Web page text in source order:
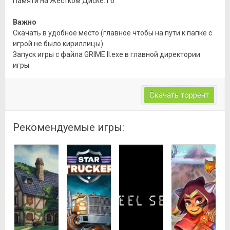
Важно
Скачать в удобное место (главное чтобы на пути к папке с
игрой не было кириллицы)
Запуск игры с файла GRIME II.exe в главной директории
игры
Скачать торрент
Рекомендуемые игры: